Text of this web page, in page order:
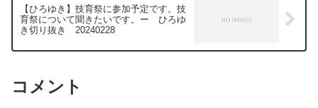
【ひろゆき】技育祭に参加予定です。技
育祭について聞きたいです。ー ひろゆ
き切り抜き 20240228
コメント